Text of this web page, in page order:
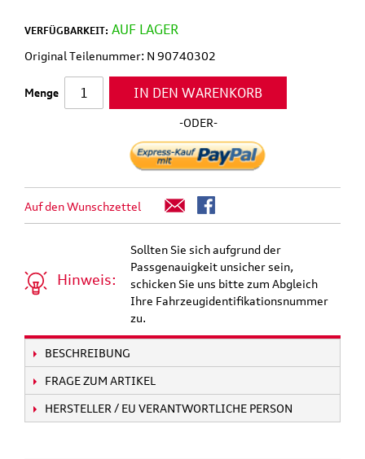
VERFÜGBARKEIT: AUF LAGER
Original Teilenummer: N 90740302
Menge IN DEN WARENKORB
-ODER-
Auf den Wunschzettel
Hinweis:
Sollten Sie sich aufgrund der
Passgenauigkeit unsicher sein,
schicken Sie uns bitte zum Abgleich
Ihre Fahrzeugidentifikationsnummer
zu.
BESCHREIBUNG
FRAGE ZUM ARTIKEL
HERSTELLER / EU VERANTWORTLICHE PERSON